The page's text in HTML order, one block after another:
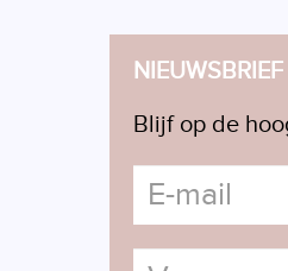
NIEUWSBRIEF
Blijf op de